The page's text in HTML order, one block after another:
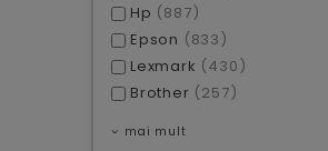
Hp (887)
Epson (833)
Lexmark (430)
Brother (257)
mai mult